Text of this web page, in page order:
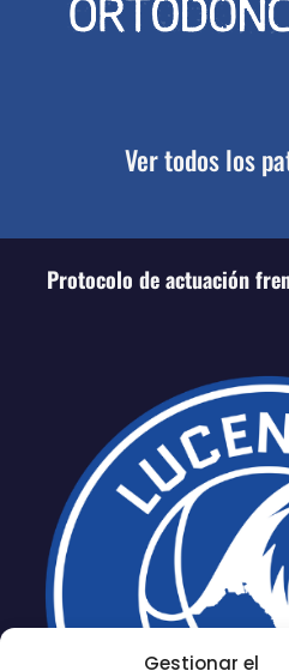
Gestionar el
Ver todos los
Protocolo de actuación